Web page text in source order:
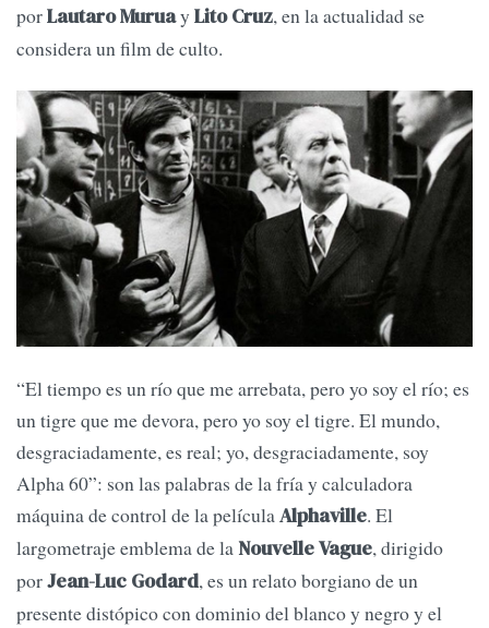
porLautaro Muruay Lito Cruz, en la actualidad se
considera un film de culto.
“El tiempo es un río que me arrebata, pero yo soy el río; es
un tigre que me devora, pero yo soy el tigre. El mundo,
desgraciadamente, es real; yo, desgraciadamente, soy
Alpha 60”: son las palabras de la fría y calculadora
máquina de control de la películaAlphaville. El
largometraje emblema de laNouvelle Vague, dirigido
porJean-Luc Godard, es un relato borgiano de un
presente distópico con dominio del blanco y negro y el